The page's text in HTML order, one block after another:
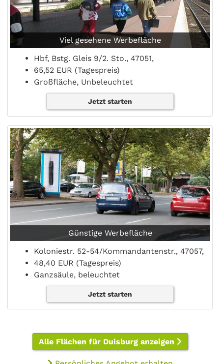
Viel gesehene Werbefläche
Hbf, Bstg. Gleis 9/2. Sto., 47051,
65,52 EUR (Tagespreis)
Großfläche, Unbeleuchtet
Jetzt starten
Günstige Werbefläche
Koloniestr. 52-54/Kommandantenstr., 47057,
48,40 EUR (Tagespreis)
Ganzsäule, beleuchtet
Jetzt starten
Alle Flächen für Duisburg anzeigen